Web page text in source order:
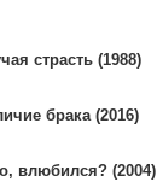
страсть (1988)
брака (2016)
влюбился? (2004)